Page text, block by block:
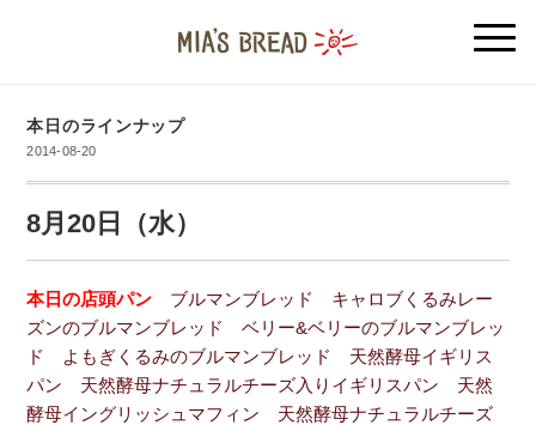
本日のラインナップ
2014-08-20
8月20日（水）
本日の店頭パン ブルマンブレッド キャロブくるみレー
ズンのブルマンブレッド ベリー&ベリーのブルマンブレッ
ド よもぎくるみのブルマンブレッド 天然酵母イギリス
パン 天然酵母ナチュラルチーズ入りイギリスパン 天然
酵母イングリッシュマフィン 天然酵母ナチュラルチーズ